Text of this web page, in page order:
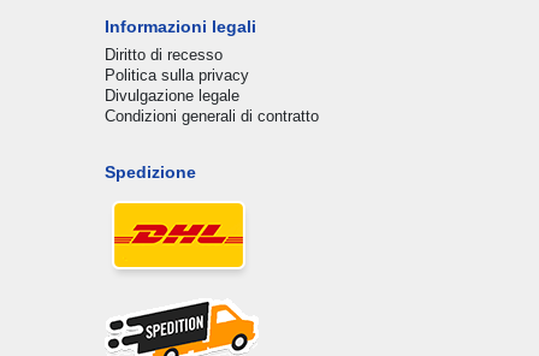
Informazioni legali
Diritto di recesso
Politica sulla privacy
Divulgazione legale
Condizioni generali di contratto
Spedizione